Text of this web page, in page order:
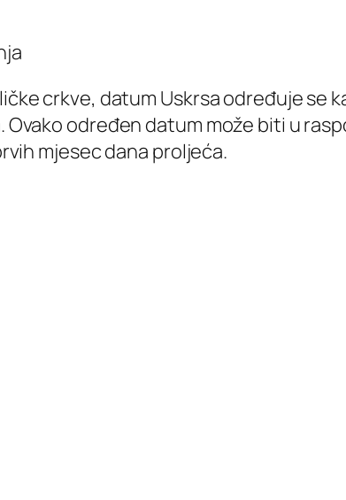
crkve, datum Uskrsa određuje se
Ovako određen datum može biti u
mjesec dana proljeća.